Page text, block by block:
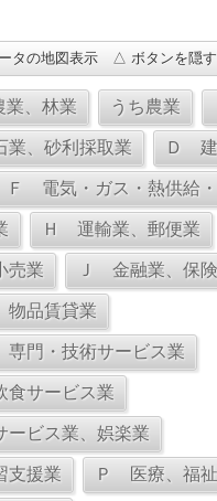
タの地図表示 △ ボタンを隠